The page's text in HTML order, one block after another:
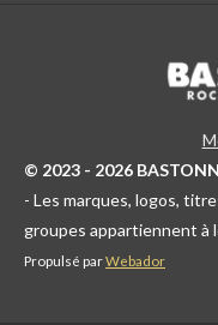
© 2023 - 2026
- Les marques, logos,
groupes appartiennent
Propulsé parWebador